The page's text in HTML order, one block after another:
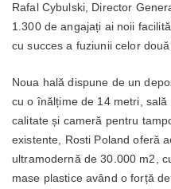
Rafal Cybulski, Director
1.300 de angajați ai noii
cu succes a fuziunii celor
Noua hală dispune de un
cu o înălțime de 14 metri,
calitate și cameră pentru
existente, Rosti Poland oferă
ultramodernă de 30.000 m2,
mase plastice având o forță